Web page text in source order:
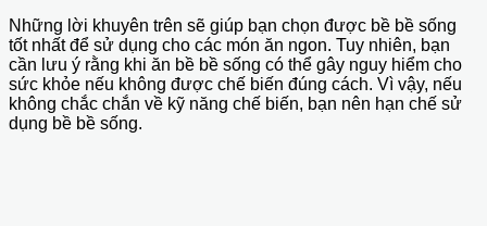
Những lời khuyên trên sẽ giúp bạn chọn được bề bề sống
tốt nhất để sử dụng cho các món ăn ngon. Tuy nhiên, bạn
cần lưu ý rằng khi ăn bề bề sống có thể gây nguy hiểm cho
sức khỏe nếu không được chế biến đúng cách. Vì vậy, nếu
không chắc chắn về kỹ năng chế biến, bạn nên hạn chế sử
dụng bề bề sống.